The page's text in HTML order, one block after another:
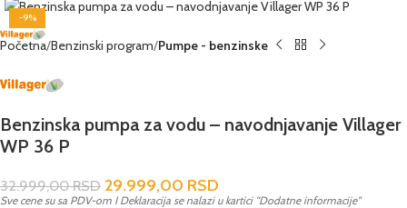
-9%
Početna Benzinski program Pumpe - benzinske
Benzinska pumpa za vodu – navodnjavanje Villager
WP 36 P
32.999,00RSD 29.999,00 RSD
Sve cene su sa PDV-om I Deklaracija se nalazi u kartici "Dodatne informacije"